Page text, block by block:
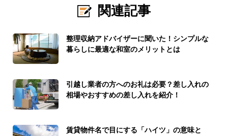
関連記事
整理収納アドバイザーに聞いた！シンプルな
暮らしに最適な和室のメリットとは
引越し業者の方へのお礼は必要？差し入れの
相場やおすすめの差し入れを紹介！
賃貸物件名で目にする「ハイツ」の意味と